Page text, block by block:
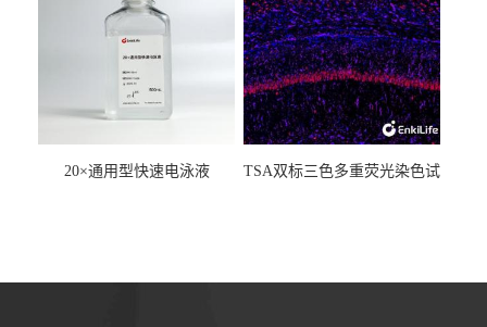
20×通用型快速电泳液
TSA双标三色多重荧光染色试